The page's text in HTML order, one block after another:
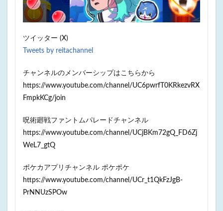
ツイッター (X)
Tweets by reitachannel
チャンネルのメンバーシップはこちらから
https://www.youtube.com/channel/UC6pwrfT0KRkezvRX
FmpkKCg/join
呪術廻戦ファントムパレードチャンネル
https://www.youtube.com/channel/UCjBKm72gQ_FD6Zj
WeL7_gtQ
ポケカアプリチャンネル ポケポケ
https://www.youtube.com/channel/UCr_t1QkFzJgB-
PrNNUzSPOw